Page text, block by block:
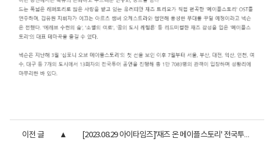
이전 글 [2023.08.29 아이타임즈]'재즈 온 메이플스토리' 전국투어 공연,...